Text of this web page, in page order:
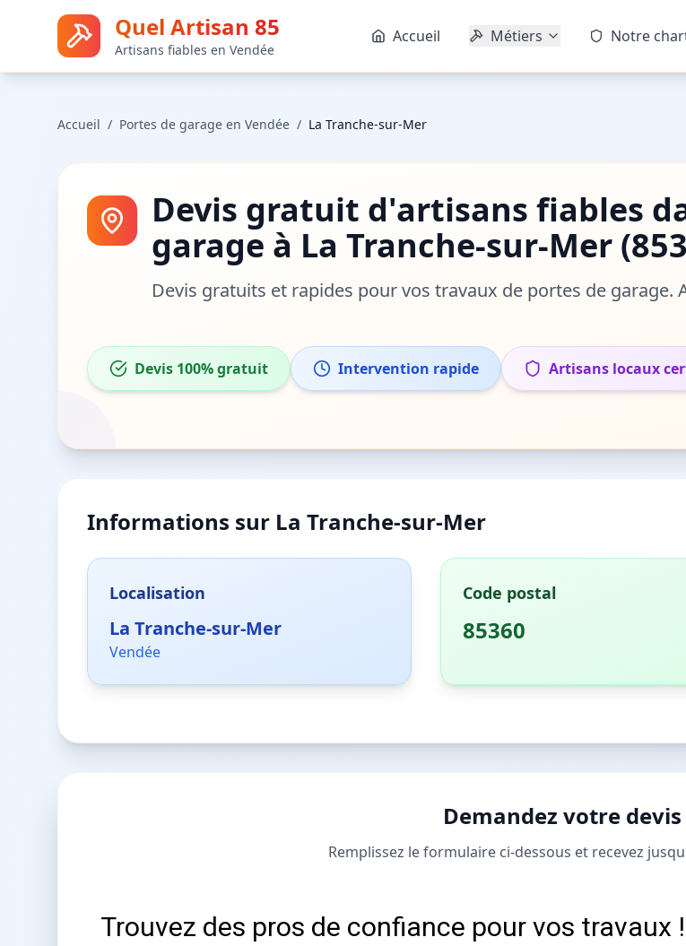
Quel Artisan 85
Artisans fiables en Vendée
Accueil Métiers Notre
Accueil / Portes de garage en Vendée / La Tranche-sur-Mer
Devis gratuit d'artisans fiables
garage à La Tranche-sur-Mer (
Devis gratuits et rapides pour vos travaux de portes de garage.
Devis 100% gratuit Intervention rapide Artisans locaux
Informations sur La Tranche-sur-Mer
Localisation
La Tranche-sur-Mer
Vendée
Code postal
85360
Demandez votre
Remplissez le formulaire ci-dessous et recevez
Trouvez des pros de confiance pour vos travaux !